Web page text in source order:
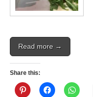
Read more →
Share this: